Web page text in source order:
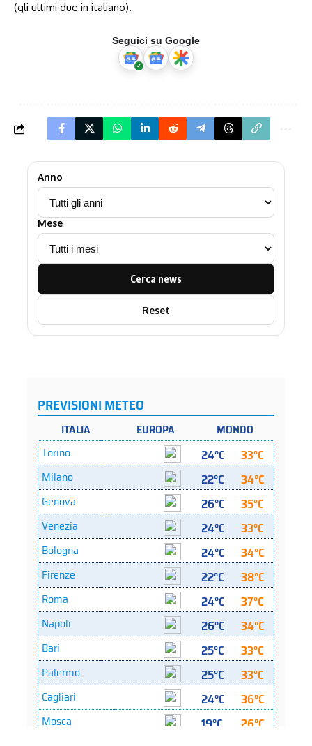
(gli ultimi due in italiano).
Seguici su Google
Anno
Mese
Cerca news
Reset